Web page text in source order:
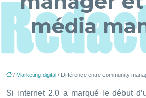
média
/ Marketing digital / Différence entre community
Si internet 2.0 a marqué le début